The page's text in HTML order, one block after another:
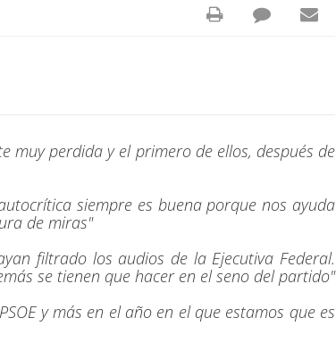
muy perdida y el primero de ellos, después de
siempre es buena porque nos ayuda
de miras"
filtrado los audios de la Ejecutiva Federal.
se tienen que hacer en el seno del partido"
y más en el año en el que estamos que es